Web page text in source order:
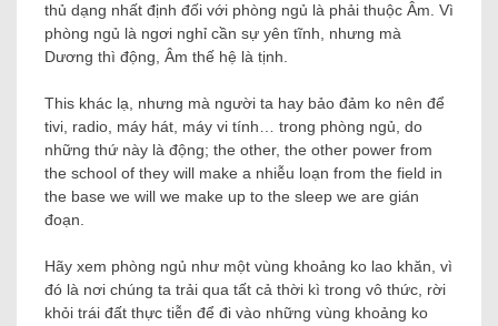
thủ dạng nhất định đối với phòng ngủ là phải thuộc Âm. Vì
phòng ngủ là ngơi nghỉ cần sự yên tĩnh, nhưng mà
Dương thì động, Âm thế hệ là tịnh.
This khác lạ, nhưng mà người ta hay bảo đảm ko nên để
tivi, radio, máy hát, máy vi tính… trong phòng ngủ, do
những thứ này là động; the other, the other power from
the school of they will make a nhiễu loạn from the field in
the base we will we make up to the sleep we are gián
đoạn.
Hãy xem phòng ngủ như một vùng khoảng ko lao khăn, vì
đó là nơi chúng ta trải qua tất cả thời kì trong vô thức, rời
khỏi trái đất thực tiễn để đi vào những vùng khoảng ko